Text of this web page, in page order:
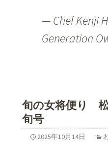
— Chef Kenji
Generation
旬の女将便り
旬号
2025年10月14日